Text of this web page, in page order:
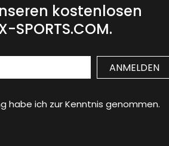
kostenlosen
habe ich zur Kenntnis genommen.